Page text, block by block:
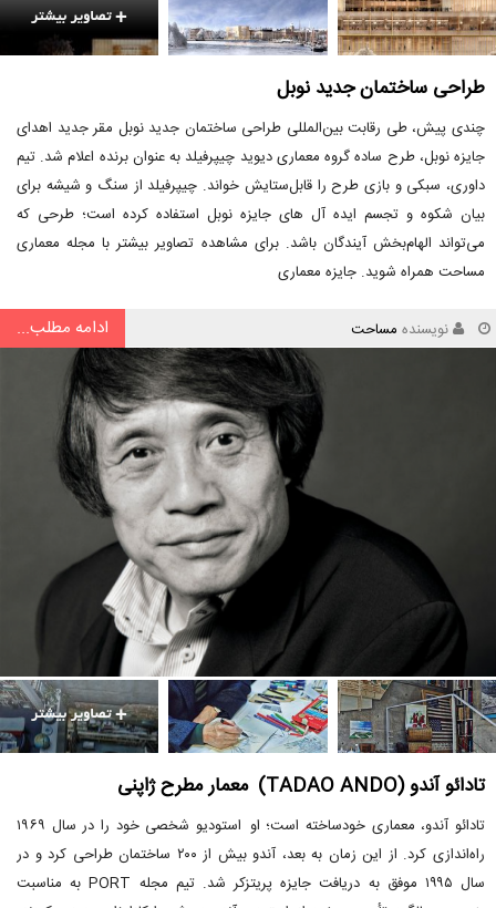
طراحی ساختمان جدید نوبل
چندی پیش، طی رقابت بین‌المللی طراحی ساختمان جدید نوبل مقر جدید اهدای
جایزه نوبل، طرح ساده گروه معماری دیوید چیپرفیلد به عنوان برنده اعلام شد. تیم
داوری، سبکی و بازی طرح را قابل‌ستایش خواند. چیپرفیلد از سنگ و شیشه برای
بیان شکوه و تجسم ایده آل های جایزه نوبل استفاده کرده است؛ طرحی که
می‌تواند الهام‌بخش آیندگان باشد. برای مشاهده تصاویر بیشتر با مجله معماری
مساحت همراه شوید. جایزه معماری
نویسنده مساحت ادامه مطلب...
تادائو آندو (TADAO ANDO) معمار مطرح ژاپنی
تادائو آندو، معماری خودساخته است؛ او استودیو شخصی خود را در سال ۱۹۶۹
راه‌اندازی کرد. از این زمان به بعد، آندو بیش از ۲۰۰ ساختمان طراحی کرد و در
سال ۱۹۹۵ موفق به دریافت جایزه پریتزکر شد. تیم مجله PORT به مناسبت